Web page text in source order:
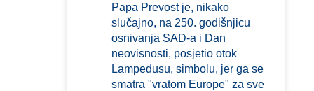
Papa Prevost je, nikako
slučajno, na 250. godišnjicu
osnivanja SAD-a i Dan
neovisnosti, posjetio otok
Lampedusu, simbolu, jer ga se
smatra "vratom Europe" za sve